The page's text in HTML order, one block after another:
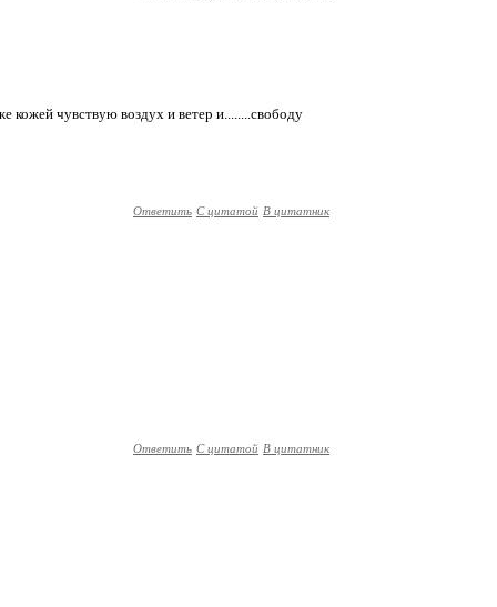
кожей чувствую воздух и ветер и........свободу
Ответить С цитатой В цитатник
Ответить С цитатой В цитатник